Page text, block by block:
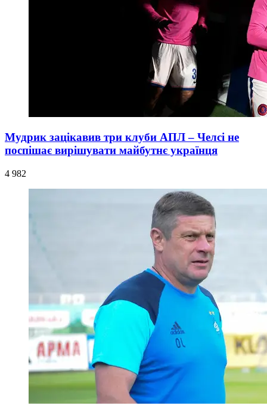
Мудрик зацікавив три клуби АПЛ – Челсі не
поспішає вирішувати майбутнє українця
4 982